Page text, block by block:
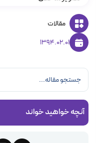
مقالات
1394.02.01
آنچه خواهید خواند